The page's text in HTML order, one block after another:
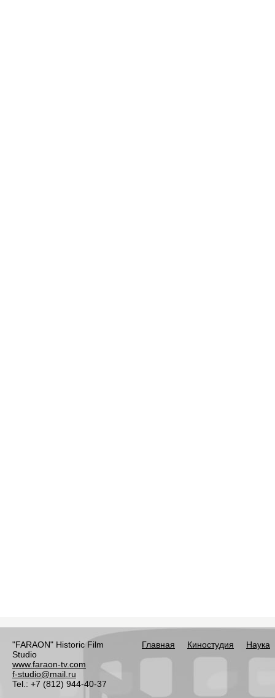
"FARAON" Historic Film
Studio
www.faraon-tv.com
f-studio@mail.ru
Tel.: +7 (812) 944-40-37
Главная Киностудия Наука